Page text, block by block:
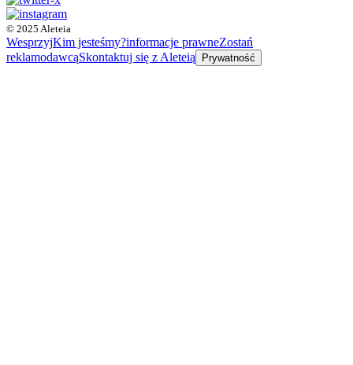
© 2025 Aleteia
WesprzyjKim jesteśmy?informacje prawneZostań
reklamodawcąSkontaktuj się z Aleteią Prywatność